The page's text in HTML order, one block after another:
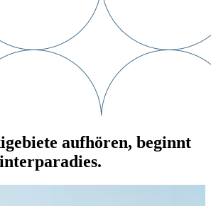
aufhören, beginnt